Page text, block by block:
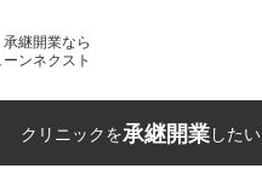
継開業なら
ンネクスト
クリニックを承継開業したい